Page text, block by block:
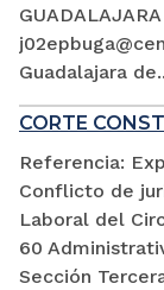
Guadalajara
CORTE
Referencia:
Conflicto de
Laboral del
60
Sección